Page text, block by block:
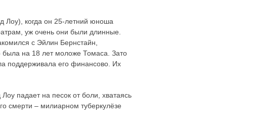
Лоу), когда он 25-летний юноша
уж очень они были длинные.
с Эйлин Бернстайн,
на 18 лет моложе Томаса. Зато
поддерживала его финансово. Их
падает на песок от боли, хватаясь
смерти – милиарном туберкулёзе